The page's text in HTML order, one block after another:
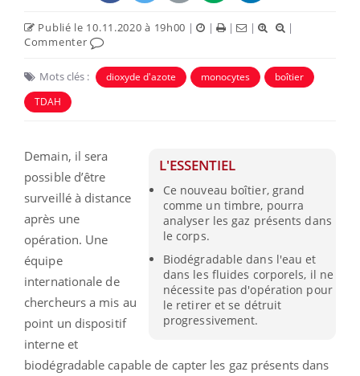
Publié le 10.11.2020 à 19h00 | | | |
|
Commenter
Mots clés : dioxyde d'azote monocytes
boîtier
TDAH
L'ESSENTIEL
Ce nouveau boîtier, grand
comme un timbre, pourra
analyser les gaz présents dans
le corps.
Biodégradable dans l'eau et
dans les fluides corporels, il ne
nécessite pas d'opération pour
le retirer et se détruit
progressivement.
Demain, il sera
possible d’être
surveillé à distance
après une
opération. Une
équipe
internationale de
chercheurs a mis au
point un dispositif
interne et
biodégradable capable de capter les gaz présents dans